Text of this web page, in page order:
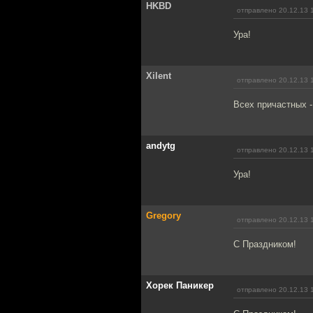
HKBD отправлено 20.12.13
Ура!
Xilent отправлено 20.12.13
Всех причастных
andytg отправлено 20.12.13
Ура!
Gregory отправлено 20.12.13
С Праздником!
Хорек Паникер отправлено 20.12.13